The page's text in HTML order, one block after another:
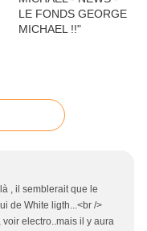
, il semblerait que le
de White ligth...<br />
electro..mais il y aura